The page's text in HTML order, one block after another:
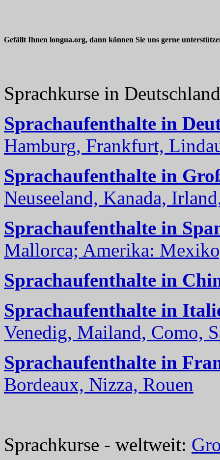
Gefällt Ihnen longua.org, dann können Sie uns gerne
Sprachkurse in
Sprachaufenthalte in
Hamburg, Frankfurt,
Sprachaufenthalte in
Neuseeland, Kanada,
Sprachaufenthalte in
Mallorca; Amerika:
Sprachaufenthalte in
Sprachaufenthalte in
Venedig, Mailand, Como,
Sprachaufenthalte in
Bordeaux, Nizza, Rouen
Sprachkurse - weltweit: